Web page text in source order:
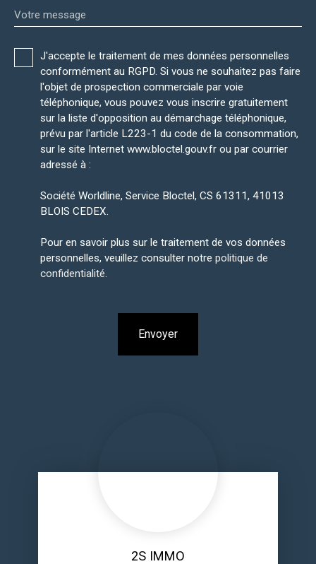
Votre message
J'accepte le traitement de mes données personnelles
conformément au RGPD. Si vous ne souhaitez pas faire
l'objet de prospection commerciale par voie
téléphonique, vous pouvez vous inscrire gratuitement
sur la liste d'opposition au démarchage téléphonique,
prévu par l'article L223-1 du code de la consommation,
sur le site Internet www.bloctel.gouv.fr ou par courrier
adressé à :
Société Worldline, Service Bloctel, CS 61311, 41013
BLOIS CEDEX.
Pour en savoir plus sur le traitement de vos données
personnelles, veuillez consulter notre politique de
confidentialité
Envoyer
2S IMMO